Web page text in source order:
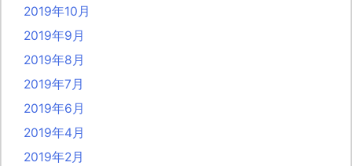
2019年10月
2019年9月
2019年8月
2019年7月
2019年6月
2019年4月
2019年2月